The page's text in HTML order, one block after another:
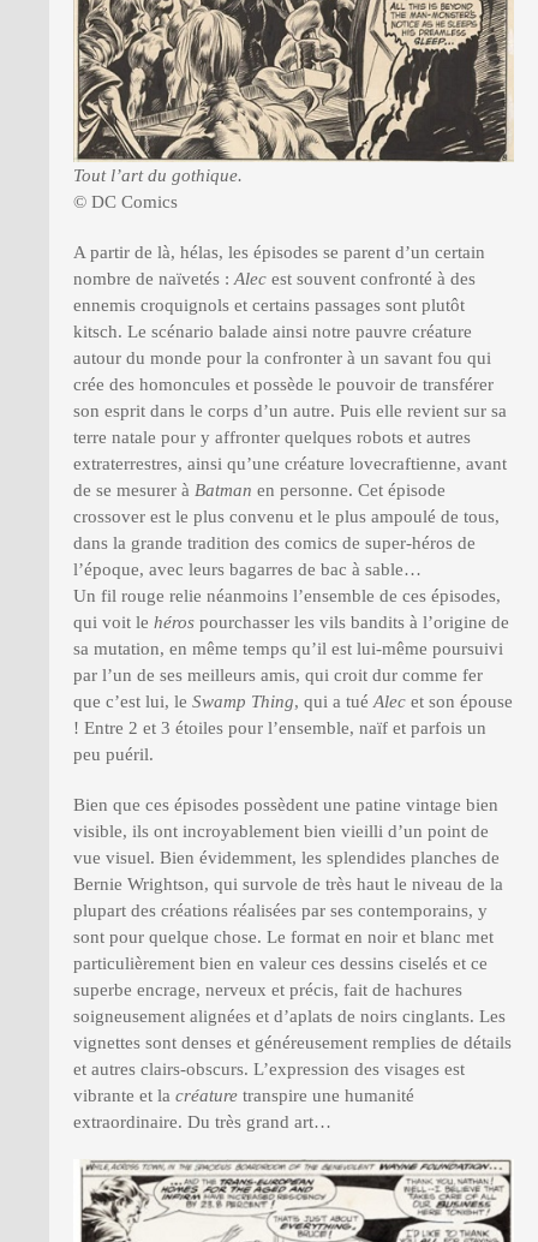
Tout l’art du gothique.
© DC Comics
A partir de là, hélas, les épisodes se parent d’un certain
nombre de naïvetés : Alec est souvent confronté à des
ennemis croquignols et certains passages sont plutôt
kitsch. Le scénario balade ainsi notre pauvre créature
autour du monde pour la confronter à un savant fou qui
crée des homoncules et possède le pouvoir de transférer
son esprit dans le corps d’un autre. Puis elle revient sur sa
terre natale pour y affronter quelques robots et autres
extraterrestres, ainsi qu’une créature lovecraftienne, avant
de se mesurer à Batman en personne. Cet épisode
crossover est le plus convenu et le plus ampoulé de tous,
dans la grande tradition des comics de super-héros de
l’époque, avec leurs bagarres de bac à sable…
Un fil rouge relie néanmoins l’ensemble de ces épisodes,
qui voit le héros pourchasser les vils bandits à l’origine de
sa mutation, en même temps qu’il est lui-même poursuivi
par l’un de ses meilleurs amis, qui croit dur comme fer
que c’est lui, le Swamp Thing, qui a tué Alec et son épouse
! Entre 2 et 3 étoiles pour l’ensemble, naïf et parfois un
peu puéril.
Bien que ces épisodes possèdent une patine vintage bien
visible, ils ont incroyablement bien vieilli d’un point de
vue visuel. Bien évidemment, les splendides planches de
Bernie Wrightson, qui survole de très haut le niveau de la
plupart des créations réalisées par ses contemporains, y
sont pour quelque chose. Le format en noir et blanc met
particulièrement bien en valeur ces dessins ciselés et ce
superbe encrage, nerveux et précis, fait de hachures
soigneusement alignées et d’aplats de noirs cinglants. Les
vignettes sont denses et généreusement remplies de détails
et autres clairs-obscurs. L’expression des visages est
vibrante et la créature transpire une humanité
extraordinaire. Du très grand art…